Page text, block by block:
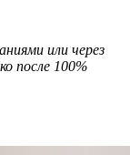
или через
после 100%